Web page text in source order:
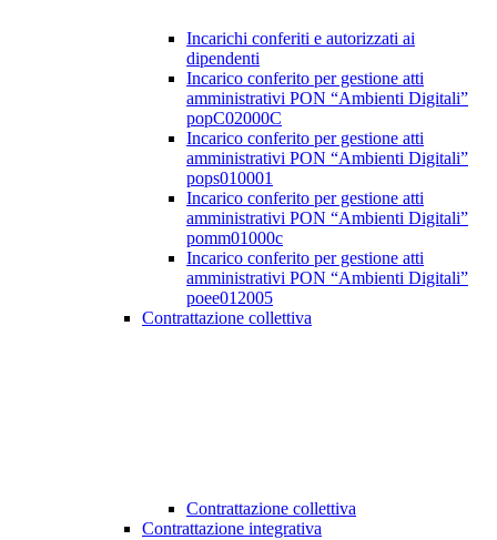
Incarichi conferiti e autorizzati ai
dipendenti
Incarico conferito per gestione atti
amministrativi PON “Ambienti Digitali”
popC02000C
Incarico conferito per gestione atti
amministrativi PON “Ambienti Digitali”
pops010001
Incarico conferito per gestione atti
amministrativi PON “Ambienti Digitali”
pomm01000c
Incarico conferito per gestione atti
amministrativi PON “Ambienti Digitali”
poee012005
Contrattazione collettiva
Contrattazione collettiva
Contrattazione integrativa